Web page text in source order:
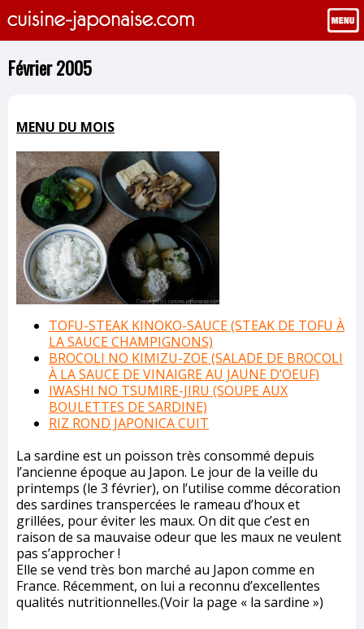
Février 2005
MENU DU MOIS
TOFU-STEAK KINOKO-SAUCE (STEAK DE TOFU À
LA SAUCE CHAMPIGNONS)
BROCOLI NO KIMIZU-ZOE (SALADE DE BROCOLI
À LA SAUCE DE VINAIGRE AU JAUNE D’OEUF)
IWASHI NO TSUMIRE-JIRU (SOUPE AUX
BOULETTES DE SARDINE)
RIZ ROND JAPONICA CUIT
La sardine est un poisson très consommé depuis
l’ancienne époque au Japon. Le jour de la veille du
printemps (le 3 février), on l’utilise comme décoration
des sardines transpercées le rameau d’houx et
grillées, pour éviter les maux. On dit que c’est en
raison de sa mauvaise odeur que les maux ne veulent
pas s’approcher !
Elle se vend très bon marché au Japon comme en
France. Récemment, on lui a reconnu d’excellentes
qualités nutritionnelles.(Voir la page « la sardine »)